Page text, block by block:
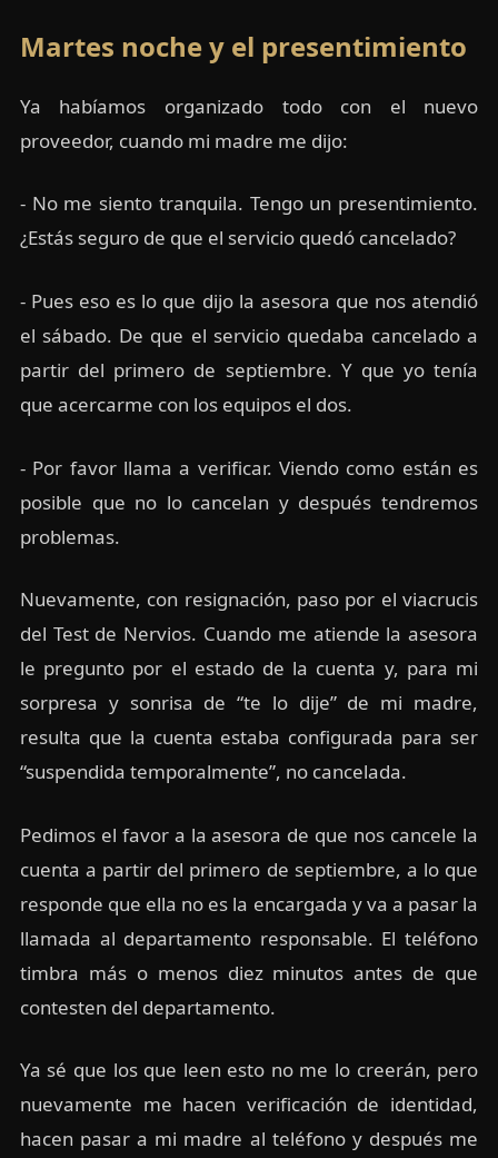
Martes noche y el presentimiento
Ya habíamos organizado todo con el nuevo
proveedor, cuando mi madre me dijo:
- No me siento tranquila. Tengo un presentimiento.
¿Estás seguro de que el servicio quedó cancelado?
- Pues eso es lo que dijo la asesora que nos atendió
el sábado. De que el servicio quedaba cancelado a
partir del primero de septiembre. Y que yo tenía
que acercarme con los equipos el dos.
- Por favor llama a verificar. Viendo como están es
posible que no lo cancelan y después tendremos
problemas.
Nuevamente, con resignación, paso por el viacrucis
del Test de Nervios. Cuando me atiende la asesora
le pregunto por el estado de la cuenta y, para mi
sorpresa y sonrisa de “te lo dije” de mi madre,
resulta que la cuenta estaba configurada para ser
“suspendida temporalmente”, no cancelada.
Pedimos el favor a la asesora de que nos cancele la
cuenta a partir del primero de septiembre, a lo que
responde que ella no es la encargada y va a pasar la
llamada al departamento responsable. El teléfono
timbra más o menos diez minutos antes de que
contesten del departamento.
Ya sé que los que leen esto no me lo creerán, pero
nuevamente me hacen verificación de identidad,
hacen pasar a mi madre al teléfono y después me